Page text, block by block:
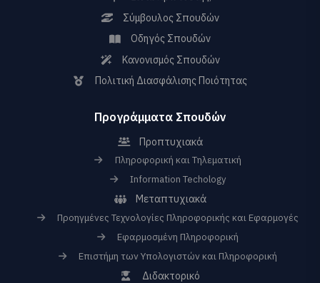
Σύμβουλος Σπουδών
Οδηγός Σπουδών
Κανονισμός Σπουδών
Πολιτική Διασφάλισης Ποιότητας
Προγράμματα Σπουδών
Προπτυχιακά
Πληροφορική και Τηλεματική
Information Techology
Μεταπτυχιακά
Προηγμένες Τεχνολογίες Πληροφορικής και Εφαρμογές
Εφαρμοσμένη Πληροφορική
Επιστήμη των Υπολογιστών και Πληροφορική
Διδακτορικό